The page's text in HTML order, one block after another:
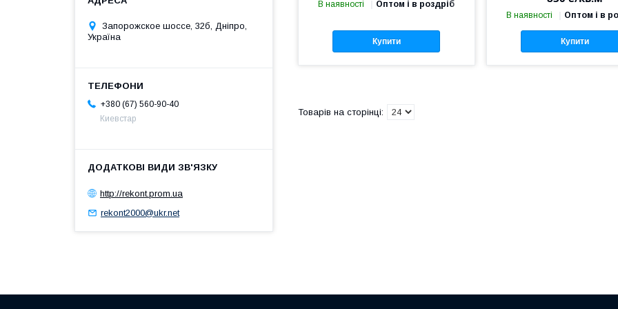
В наявності Оптом і в роздріб
Купити
В наявності Оптом і в
Купити
Запорожское шоссе, 32б, Дніпро,
Україна
+380 (67) 560-90-40
Киевстар
http://rekont.prom.ua
rekont2000@ukr.net